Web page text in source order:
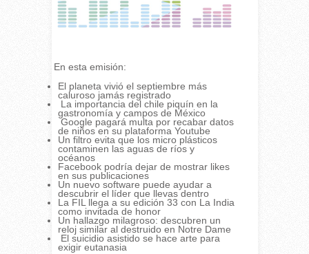
En esta emisión:
El planeta vivió el septiembre más
caluroso jamás registrado
La importancia del chile piquín en la
gastronomía y campos de México
Google pagará multa por recabar datos
de niños en su plataforma Youtube
Un filtro evita que los micro plásticos
contaminen las aguas de ríos y
océanos
Facebook podría dejar de mostrar likes
en sus publicaciones
Un nuevo software puede ayudar a
descubrir el líder que llevas dentro
La FIL llega a su edición 33 con La India
como invitada de honor
Un hallazgo milagroso: descubren un
reloj similar al destruido en Notre Dame
El suicidio asistido se hace arte para
exigir eutanasia